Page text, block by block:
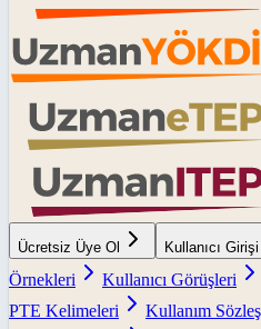
Ücretsiz Üye Ol Kullanıcı Girişi
Örnekleri
Kullanıcı Görüşleri
PTE Kelimeleri
Kullanım